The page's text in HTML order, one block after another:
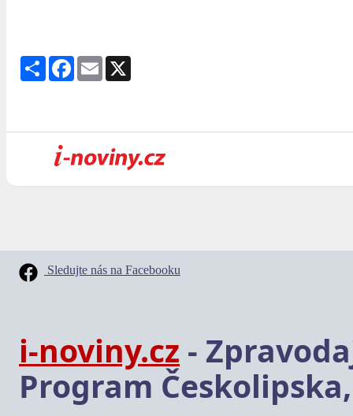
Share Facebook
Email
Sledujte nás na Facebooku
i-noviny.cz -
Program